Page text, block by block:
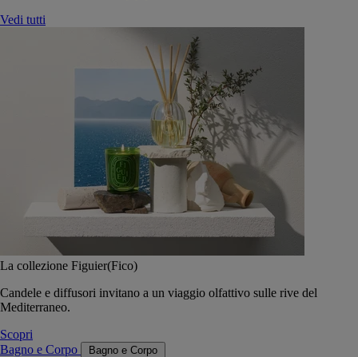
Vedi tutti
La collezione Figuier(Fico)
Candele e diffusori invitano a un viaggio olfattivo sulle rive del
Mediterraneo.
Scopri
Bagno e Corpo
Bagno e Corpo